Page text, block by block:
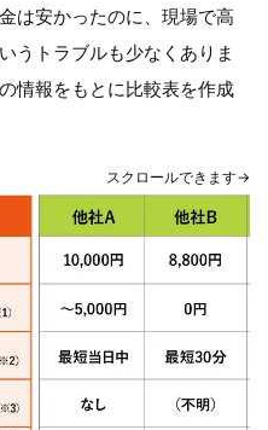
は安かったのに、現場で高
うトラブルも少なくありま
情報をもとに比較表を作成
スクロールできます→